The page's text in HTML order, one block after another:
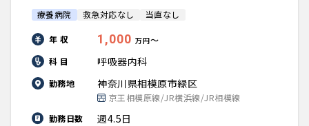
療養病院 救急対応なし 当直なし
年 収 1,000 万円〜
科 目
呼吸器内科
勤務地 神奈川県相模原市緑区
京王相模原線/JR横浜線/JR相模線
勤務日数
週4.5日